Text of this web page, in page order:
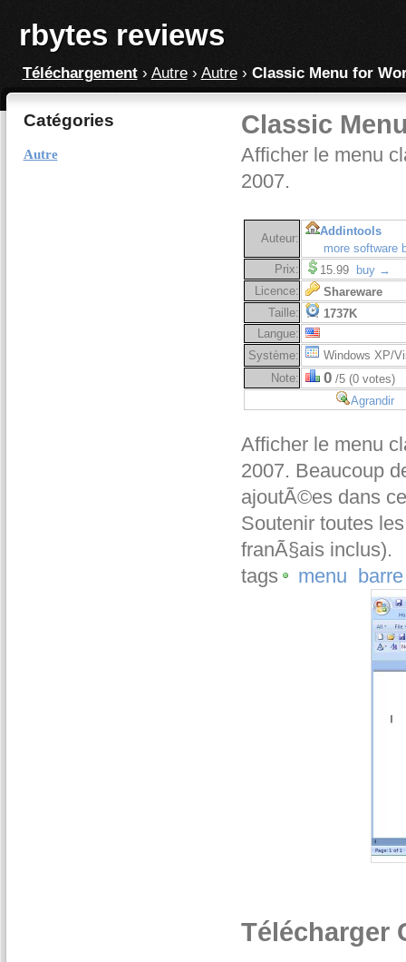
rbytes reviews
Téléchargement› Autre› Autre› Classic Menu for
Catégories
Autre
Classic
Afficher le menu
2007.
Auteur:
Addintools
more software
Prix:
15.99
buy →
Licence:
Shareware
Taille:
1737K
Langue:
Système:
Windows XP/
Note:
0/5 (0 votes)
Agrandir
Afficher le menu
2007. Beaucoup
ajoutÃ©es dans
Soutenir toutes
franÃ§ais inclus).
tags
menu
Télécharger